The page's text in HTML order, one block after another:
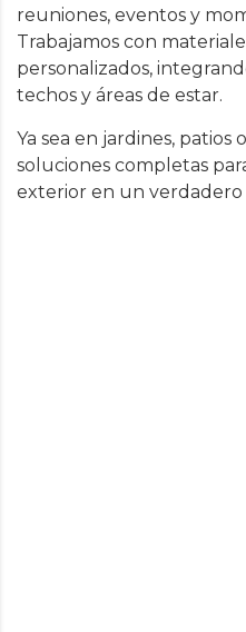
reuniones, eventos y
Trabajamos con
personalizados,
techos y áreas de estar.
Ya sea en jardines, patios
soluciones completas
exterior en un